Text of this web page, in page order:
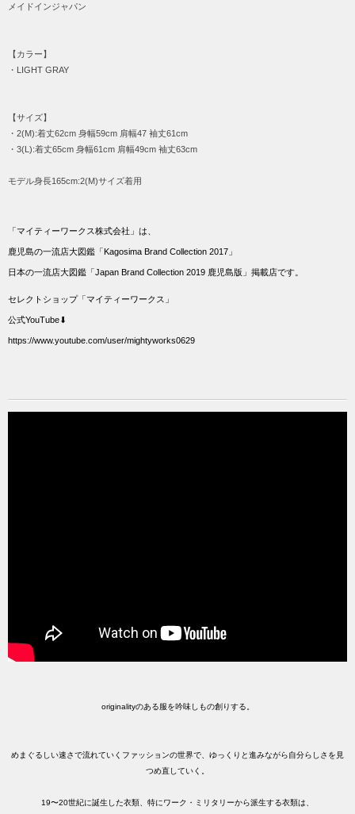
メイドインジャパン
【カラー】
・LIGHT GRAY
【サイズ】
・2(M):着丈62cm 身幅59cm 肩幅47 袖丈61cm
・3(L):着丈65cm 身幅61cm 肩幅49cm 袖丈63cm
モデル身長165cm:2(M)サイズ着用
「マイティーワークス株式会社」は、
鹿児島の一流店大図鑑「Kagosima Brand Collection 2017」
日本の一流店大図鑑「Japan Brand Collection 2019 鹿児島版」掲載店です。
セレクトショップ「マイティーワークス」
公式YouTube⬇︎
https://www.youtube.com/user/mightyworks0629
originalityのある服を吟味しもの創りする。
めまぐるしい速さで流れていくファッションの世界で、ゆっくりと進みながら自分らしさを見
つめ直していく。
19〜20世紀に誕生した衣類、特にワーク・ミリタリーから派生する衣類は、